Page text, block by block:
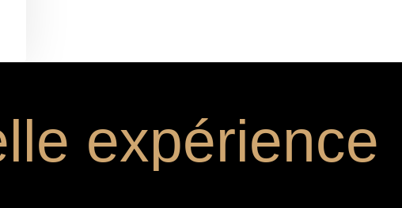
expérience